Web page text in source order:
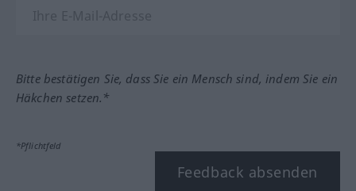
Bitte bestätigen Sie, dass Sie ein Mensch sind, indem Sie ein
Häkchen setzen.*
*Pflichtfeld
Feedback absenden